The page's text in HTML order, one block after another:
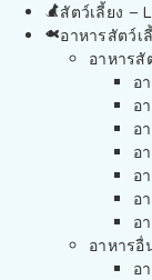
สัตว์เลี้ยง –
อาหารสัตว์เ
อาหารสั
อ
อ
อ
อ
อ
อ
อ
อาหารอื่
อ